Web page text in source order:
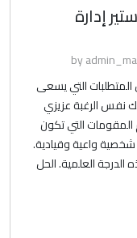
إدارة
التي يسعى
نفس الرغبة عزيزي
المقومات التي تكون
شخصية واعية وقيادية.
العلمية. الحل